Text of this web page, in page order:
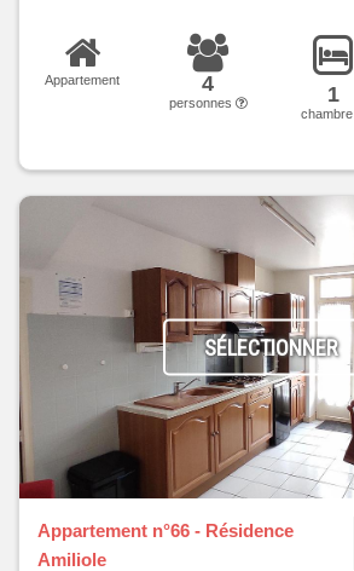
Appartement 4
personnes 1
chambre
SÉLECTIONNER
Appartement n°66 - Résidence
Amiliole